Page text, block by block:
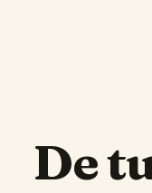
De